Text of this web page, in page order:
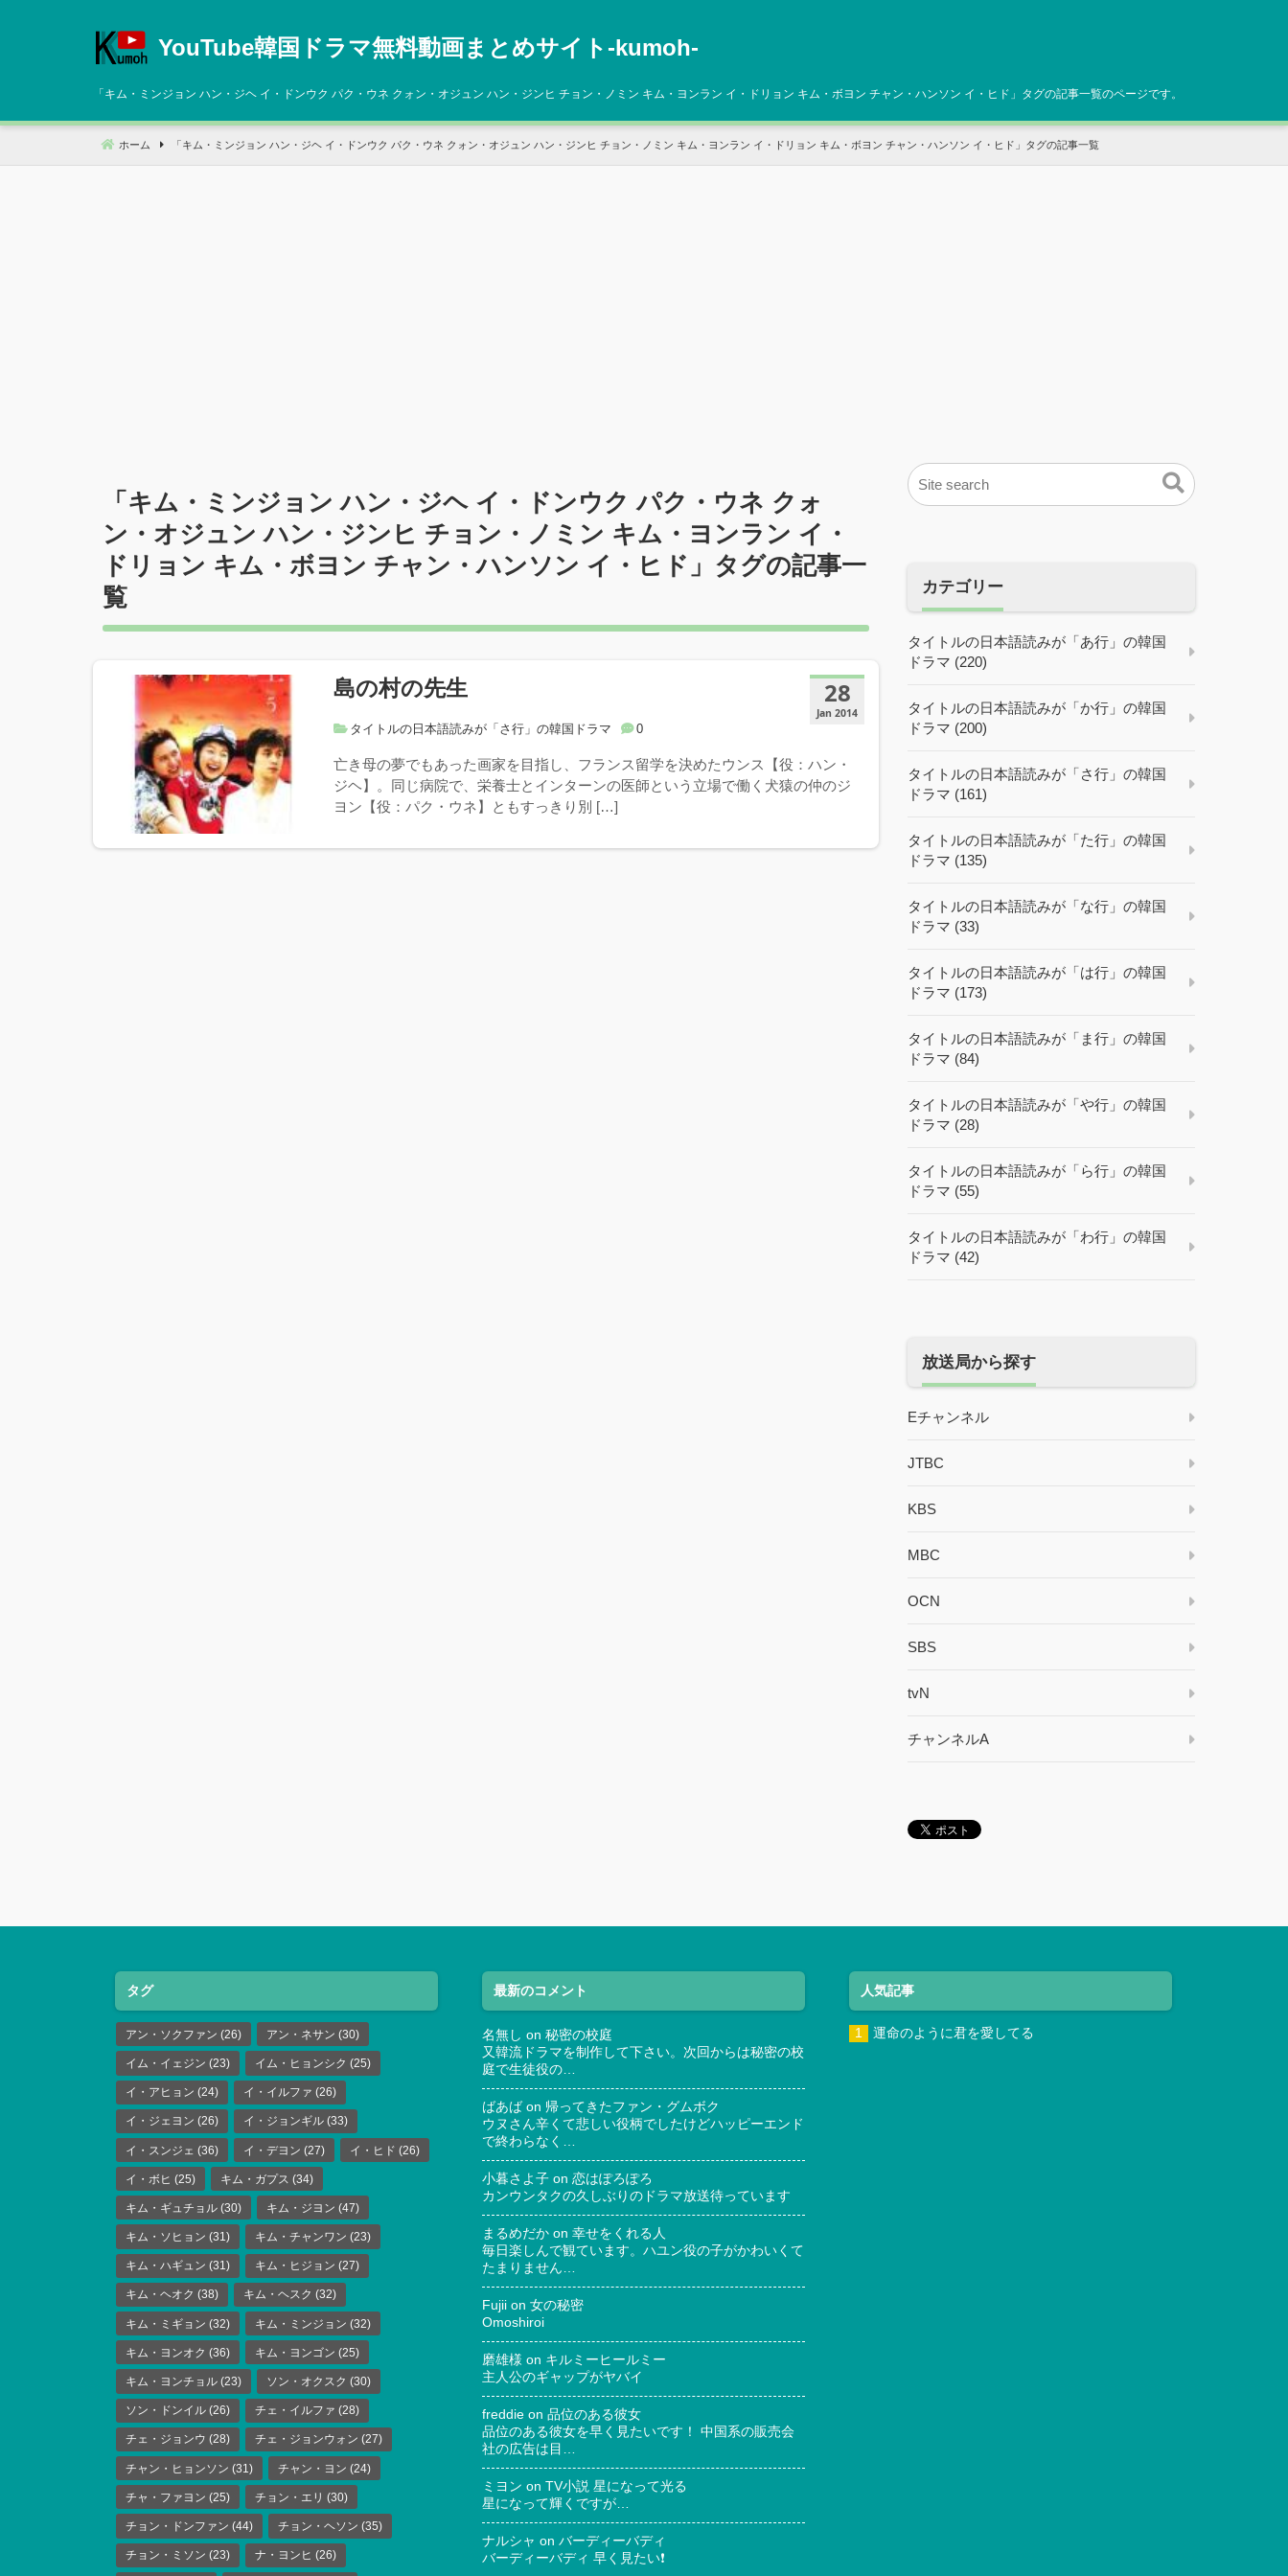
へ
動
YouTube韓国ドラマ無料動画まとめサイト‐kumoh‐
「 キム・ミンジョン ハン・ジヘ イ・ドンウク パク・ウネ クォン・オジュン ハン・ジンヒ チョン・ノミン キム・ヨンラン イ・ドリョン キム・ボヨン チャン・ハンソン イ・ヒド 」タグの記事一覧のページです。
ホーム 「 キム・ミンジョン ハン・ジヘ イ・ドンウク パク・ウネ クォン・オジュン ハン・ジンヒ チョン・ノミン キム・ヨンラン イ・ドリョン キム・ボヨン チャン・ハンソン イ・ヒド 」タグの記事一覧
「 キム・ミンジョン ハン・ジヘ イ・ドンウク パク・ウネ クォ
ン・オジュン ハン・ジンヒ チョン・ノミン キム・ヨンラン イ・
ドリョン キム・ボヨン チャン・ハンソン イ・ヒド 」タグの記事一
覧
28
Jan 2014
島の村の先生
タイトルの日本語読みが「さ行」の韓国ドラマ 0
亡き母の夢でもあった画家を目指し、フランス留学を決めたウンス【役：ハン・
ジヘ】。同じ病院で、栄養士とインターンの医師という立場で働く犬猿の仲のジ
ヨン【役：パク・ウネ】ともすっきり別 […]
カテゴリー
タイトルの日本語読みが「あ行」の韓国
ドラマ (220)
タイトルの日本語読みが「か行」の韓国
ドラマ (200)
タイトルの日本語読みが「さ行」の韓国
ドラマ (161)
タイトルの日本語読みが「た行」の韓国
ドラマ (135)
タイトルの日本語読みが「な行」の韓国
ドラマ (33)
タイトルの日本語読みが「は行」の韓国
ドラマ (173)
タイトルの日本語読みが「ま行」の韓国
ドラマ (84)
タイトルの日本語読みが「や行」の韓国
ドラマ (28)
タイトルの日本語読みが「ら行」の韓国
ドラマ (55)
タイトルの日本語読みが「わ行」の韓国
ドラマ (42)
放送局から探す
Eチャンネル
JTBC
KBS
MBC
OCN
SBS
tvN
チャンネルA
タグ
アン・ソクファン (26) アン・ネサン (30)
イム・イェジン (23) イム・ヒョンシク (25)
イ・アヒョン (24) イ・イルファ (26)
イ・ジェヨン (26) イ・ジョンギル (33)
イ・スンジェ (36) イ・デヨン (27) イ・ヒド (26)
イ・ボヒ (25) キム・ガプス (34)
キム・ギュチョル (30) キム・ジヨン (47)
キム・ソヒョン (31) キム・チャンワン (23)
キム・ハギュン (31) キム・ヒジョン (27)
キム・ヘオク (38) キム・ヘスク (32)
キム・ミギョン (32) キム・ミンジョン (32)
キム・ヨンオク (36) キム・ヨンゴン (25)
キム・ヨンチョル (23) ソン・オクスク (30)
ソン・ドンイル (26) チェ・イルファ (28)
チェ・ジョンウ (28) チェ・ジョンウォン (27)
チャン・ヒョンソン (31) チャン・ヨン (24)
チャ・ファヨン (25) チョン・エリ (30)
チョン・ドンファン (44) チョン・ヘソン (35)
チョン・ミソン (23) ナ・ヨンヒ (26)
最新のコメント
名無し on 秘密の校庭
又韓流ドラマを制作して下さい。次回からは秘密の校
庭で生徒役の…
ばあば on 帰ってきたファン・グムボク
ウヌさん辛くて悲しい役柄でしたけどハッピーエンド
で終わらなく…
小暮さよ子 on 恋はぽろぽろ
カンウンタクの久しぶりのドラマ放送待っています
まるめだか on 幸せをくれる人
毎日楽しんで観ています。ハユン役の子がかわいくて
たまりません…
Fujii on 女の秘密
Omoshiroi
磨雄様 on キルミーヒールミー
主人公のギャップがヤバイ
freddie on 品位のある彼女
品位のある彼女を早く見たいです！ 中国系の販売会
社の広告は目…
ミヨン on TV小説 星になって光る
星になって輝くですが…
ナルシャ on バーディーバディ
バーディーバディ 早く見たい❗
人気記事
運命のように君を愛してる